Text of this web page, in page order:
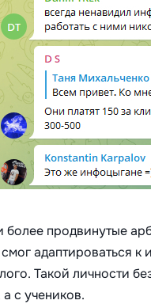
более продвинутые
адаптироваться
Такой личности
а с учеников.